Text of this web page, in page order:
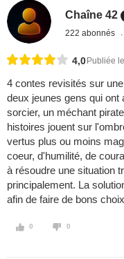
Chaîne 42
222 abonnés
4,0 Publiée
4 contes revisités sur
deux jeunes gens qui
sorcier, un méchant
histoires jouent sur
vertus plus ou moins
coeur, d'humilité, de
à résoudre une situation
principalement. La
afin de faire de bons
0 0